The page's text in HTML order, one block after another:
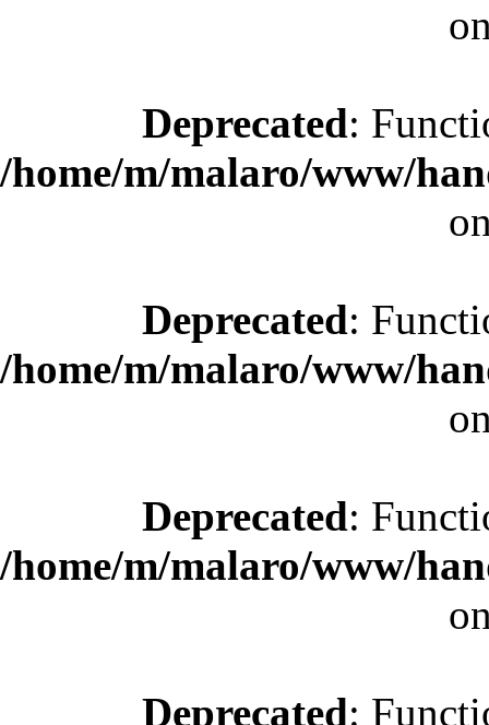
Deprecated:
/home/m/malaro/www/
Deprecated:
/home/m/malaro/www/
Deprecated:
/home/m/malaro/www/
Deprecated: